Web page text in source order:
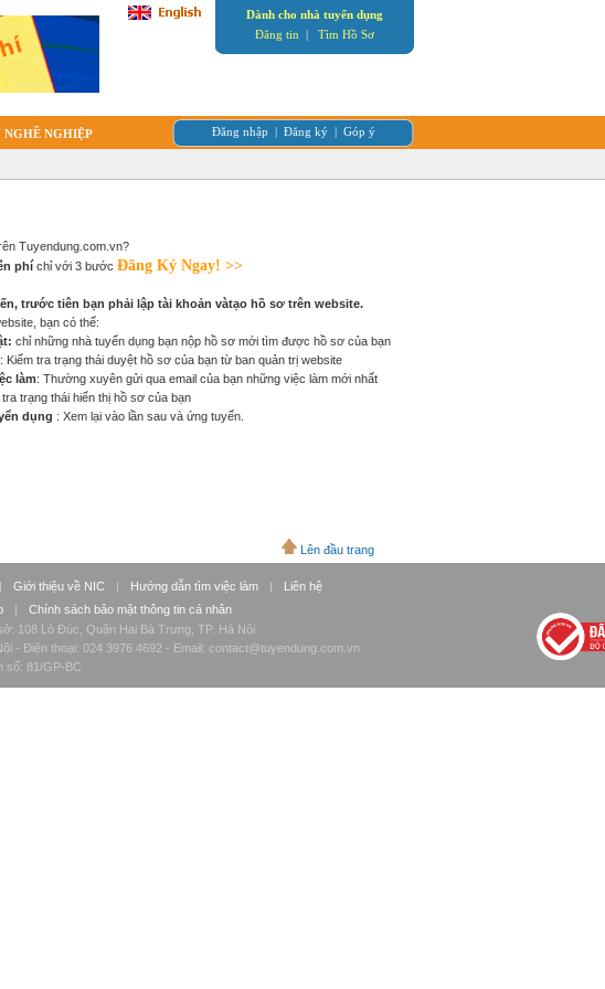
Dành cho nhà tuyển dụng
Đăng tin | Tìm Hồ Sơ
NGHỀ NGHIỆP Đăng nhập | Đăng ký | Góp ý
Tuyendung.com.vn?
phí chỉ với 3 bước Đăng Ký Ngay! >>
trước tiên bạn phải lập tài khoản vàtạo hồ sơ trên website.
bạn có thể:
chỉ những nhà tuyển dụng bạn nộp hồ sơ mới tìm được hồ sơ của bạn
: Kiểm tra trạng thái duyệt hồ sơ của bạn từ ban quản trị website
làm: Thường xuyên gửi qua email của bạn những việc làm mới nhất
tra trạng thái hiển thị hồ sơ của bạn
dụng : Xem lại vào lần sau và ứng tuyển.
Lên đầu trang
| Giới thiệu về NIC | Hướng dẫn tìm việc làm |
Liên hệ
|
Chính sách bảo mật thông tin cá nhân
108 Lò Đúc, Quận Hai Bà Trưng, TP. Hà Nội
- Điện thoại: 024 3976 4692 - Email: contact@tuyendung.com.vn
số: 81/GP-BC